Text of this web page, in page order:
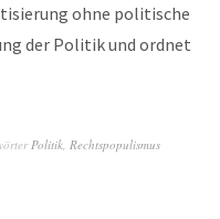
ohne politische
der Politik und ordnet
Politik Rechtspopulismus